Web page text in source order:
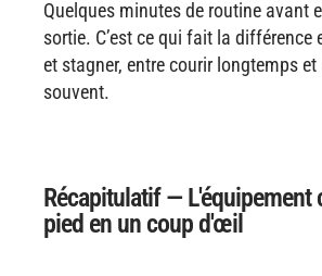
Quelques minutes de routine avant
sortie. C’est ce qui fait la différence
et stagner, entre courir longtemps et
souvent.
Récapitulatif — L'équipement
pied en un coup d'œil